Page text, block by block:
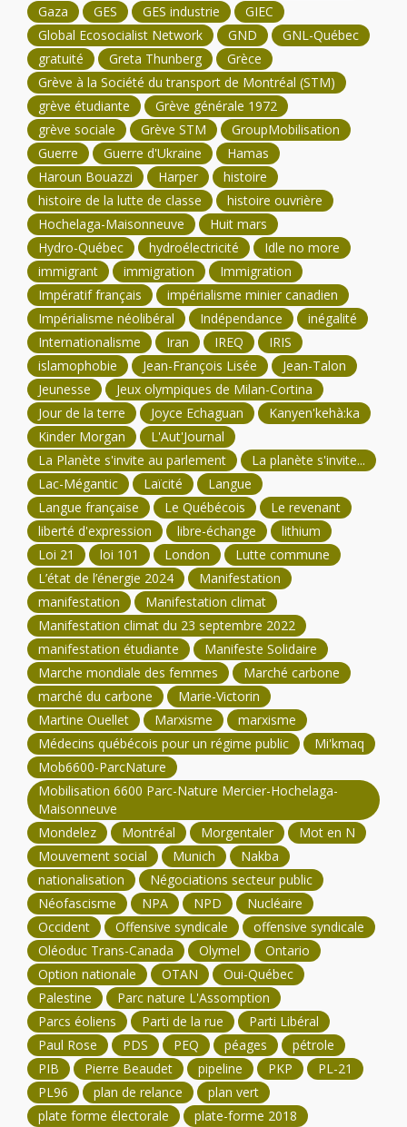
Gaza
GES GES industrie
GIEC
Global Ecosocialist Network
GND
GNL-Québec
gratuité
Greta Thunberg
Grèce
Grève à la Société du transport de Montréal (STM)
grève étudiante
Grève générale 1972
grève sociale
Grève STM
GroupMobilisation
Guerre
Guerre d'Ukraine
Hamas
Haroun Bouazzi
Harper
histoire
histoire de la lutte de classe
histoire ouvrière
Hochelaga-Maisonneuve
Huit mars
Hydro-Québec
hydroélectricité
Idle no more
immigrant
immigration
Immigration
Impératif français
impérialisme minier canadien
Impérialisme néolibéral
Indépendance
inégalité
Internationalisme
Iran IREQ
IRIS
islamophobie
Jean-François Lisée
Jean-Talon
Jeunesse
Jeux olympiques de Milan-Cortina
Jour de la terre
Joyce Echaguan
Kanyen'kehà:ka
Kinder Morgan
L'Aut'Journal
La Planète s'invite au parlement
La planète s'invite...
Lac-Mégantic
Laïcité
Langue
Langue française
Le Québécois
Le revenant
liberté d'expression
libre-échange
lithium
Loi 21
loi 101 London
Lutte commune
L’état de l’énergie 2024
Manifestation
manifestation
Manifestation climat
Manifestation climat du 23 septembre 2022
manifestation étudiante
Manifeste Solidaire
Marche mondiale des femmes
Marché carbone
marché du carbone
Marie-Victorin
Martine Ouellet
Marxisme
marxisme
Médecins québécois pour un régime public
Mi'kmaq
Mob6600-ParcNature
Mobilisation 6600 Parc-Nature Mercier-Hochelaga-
Maisonneuve
Mondelez
Montréal Morgentaler
Mot en N
Mouvement social
Munich
Nakba
nationalisation
Négociations secteur public
Néofascisme
NPA NPD
Nucléaire
Occident
Offensive syndicale
offensive syndicale
Oléoduc Trans-Canada
Olymel
Ontario
Option nationale
OTAN
Oui-Québec
Palestine
Parc nature L'Assomption
Parcs éoliens
Parti de la rue
Parti Libéral
Paul Rose
PDS PEQ péages
pétrole
PIB
Pierre Beaudet pipeline PKP
PL-21
PL96
plan de relance
plan vert
plate forme électorale
plate-forme 2018